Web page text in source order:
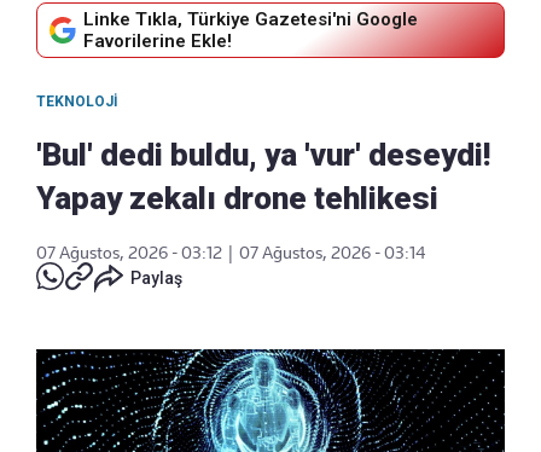
Linke Tıkla, Türkiye Gazetesi'ni Google
Favorilerine Ekle!
TEKNOLOJI
'Bul' dedi buldu, ya 'vur' deseydi!
Yapay zekalı drone tehlikesi
07 Ağustos, 2026 - 03:12
07 Ağustos, 2026 - 03:14
Paylaş